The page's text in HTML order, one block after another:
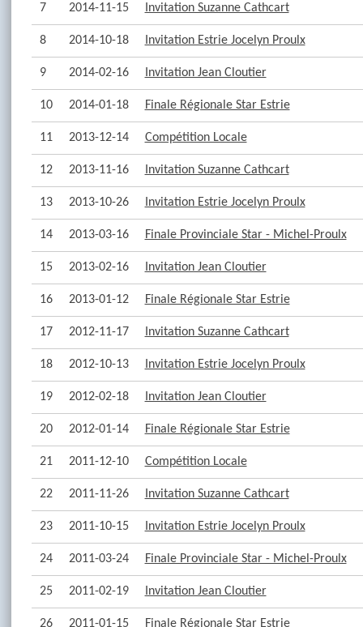
7 2014-11-15 Invitation Suzanne Cathcart
8 2014-10-18 Invitation Estrie Jocelyn Proulx
9 2014-02-16 Invitation Jean Cloutier
10 2014-01-18 Finale Régionale Star Estrie
11 2013-12-14 Compétition Locale
12 2013-11-16 Invitation Suzanne Cathcart
13 2013-10-26 Invitation Estrie Jocelyn Proulx
14 2013-03-16 Finale Provinciale Star - Michel-Proulx
15 2013-02-16 Invitation Jean Cloutier
16 2013-01-12 Finale Régionale Star Estrie
17 2012-11-17 Invitation Suzanne Cathcart
18 2012-10-13 Invitation Estrie Jocelyn Proulx
19 2012-02-18 Invitation Jean Cloutier
20 2012-01-14 Finale Régionale Star Estrie
21 2011-12-10 Compétition Locale
22 2011-11-26 Invitation Suzanne Cathcart
23 2011-10-15 Invitation Estrie Jocelyn Proulx
24 2011-03-24 Finale Provinciale Star - Michel-Proulx
25 2011-02-19 Invitation Jean Cloutier
26 2011-01-15 Finale Régionale Star Estrie